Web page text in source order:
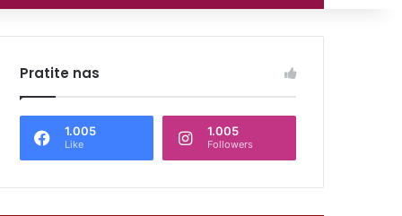
Pratite nas
1.005
Like
1.005
Followers